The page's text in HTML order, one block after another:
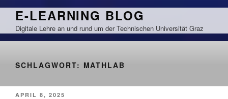
Zum
springen
E-LEARNING BLOG
Digitale Lehre an und rund um der Technischen Universität Graz
SCHLAGWORT: MATHLAB
VERÖFFENTLICHT
APRIL 8, 2025